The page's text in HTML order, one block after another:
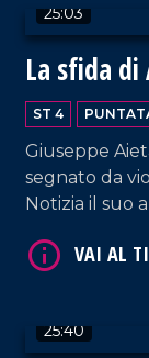
25:03
La sfida
Cetraro
ST 4
Giuseppe
segnato da
Notizia il suo
25:40
VAI AL TITOLO
VAI AL TITOLO